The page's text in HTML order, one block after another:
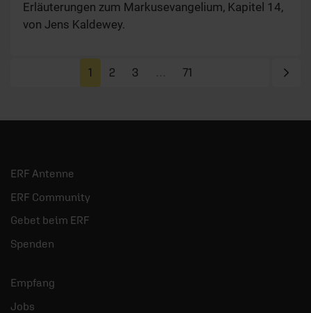
Erläuterungen zum Markusevangelium, Kapitel 14,
von Jens Kaldewey.
1 2 3 … 71
ERF Antenne
ERF Community
Gebet beim ERF
Spenden
Empfang
Jobs